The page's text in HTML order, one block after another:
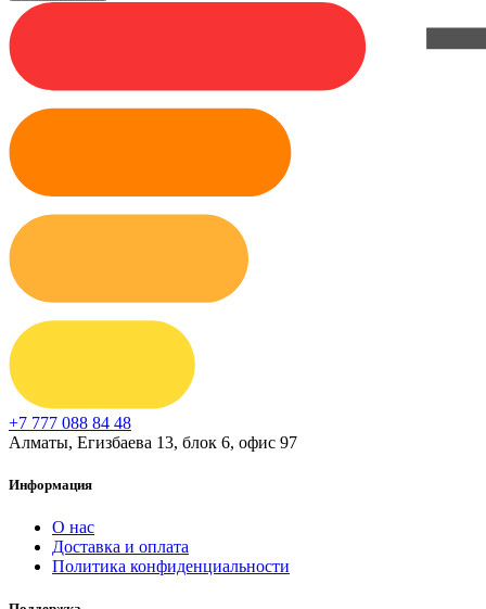
+7 777 088 84 48
Алматы, Егизбаева 13, блок 6, офис 97
Информация
О нас
Доставка и оплата
Политика конфиденциальности